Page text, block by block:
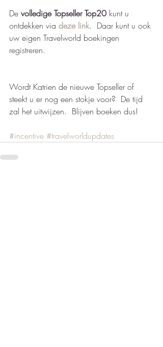
De volledige Topseller Top20 kunt u
ontdekken via deze link.  Daar kunt u ook
uw eigen Travelworld boekingen
registreren.
Wordt Katrien de nieuwe Topseller of
steekt u er nog een stokje voor?  De tijd
zal het uitwijzen.  Blijven boeken dus!
#incentive #travelworldupdates